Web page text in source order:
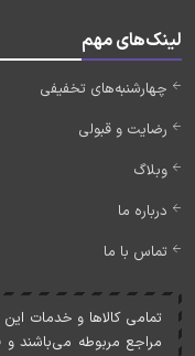
لینک‌های مهم
چهارشنبه‌های تخفیفی
رضایت و قبولی
وبلاگ
درباره ما
تماس با ما
تمامی کالاها و خدمات
مراجع مربوطه می‌باشند و